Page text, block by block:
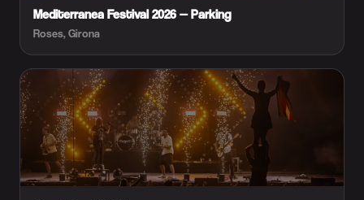
Mediterranea Festival 2026 — Parking
Roses, Girona